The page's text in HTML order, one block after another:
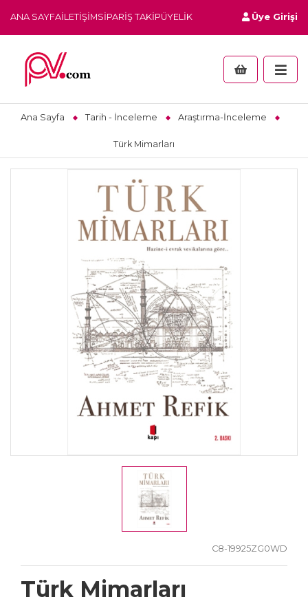
ANA SAYFAİLETIŞIMSIPARIŞ TAKIPÜYELIK Üye Girişi
Ana Sayfa Tarih - İnceleme Araştırma-İnceleme
Türk Mimarları
C8-19925ZG0WD
Türk Mimarları